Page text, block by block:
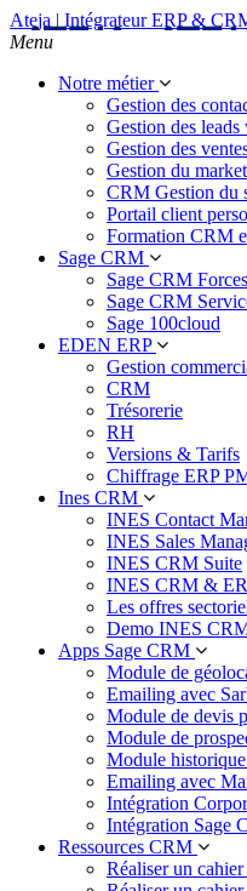
Ateja | Intégrateur ERP &
Menu
Notre métier
Gestion des
Gestion des leads
Gestion des
Gestion du
CRM Gestion du
Portail client
Formation CRM
Sage CRM
Sage CRM
Sage CRM
Sage 100cloud
EDEN ERP
Gestion
CRM
Trésorerie
RH
Versions & Tarifs
Chiffrage ERP
Ines CRM
INES Contact
INES Sales
INES CRM Suite
INES CRM &
Les offres
Demo INES
Apps Sage CRM
Module de
Emailing avec
Module de devis
Module de
Module
Emailing avec
Intégration
Intégration Sage
Ressources CRM
Réaliser un